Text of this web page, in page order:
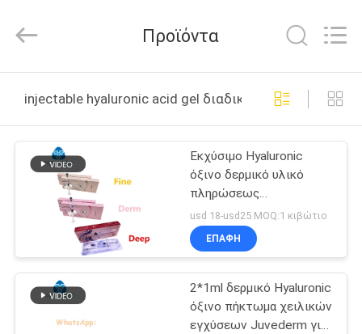
ΠΡΟΪΌΝΤΑ
ΣΧΕΤΙΚΆ
ΕΠΙΣΚΈΨΕΙΣ
International
Trading
All
Reserved.
Προϊόντα
injectable hyaluronic acid gel διαδικτυακή κατασκευή
Εκχύσιμο Hyaluronic
όξινο δερμικό υλικό
πληρώσεως
πηκτωμάτων για την
αντι σύριγγα ρυτίδων
1ml
usd 18-usd25 MOQ:1 κιβώτιο
ΕΠΑΦΉ
2*1ml δερμικό Hyaluronic
όξινο πήκτωμα χειλικών
εγχύσεων Juvederm για